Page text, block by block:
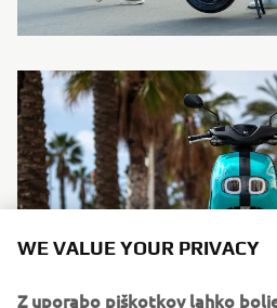
WE VALUE YOUR PRIVACY
Z uporabo piškotkov lahko